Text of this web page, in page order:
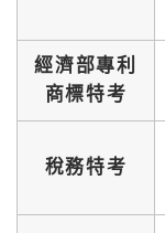
經濟部專利
商標特考
稅務特考